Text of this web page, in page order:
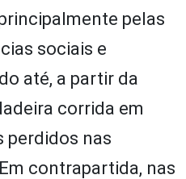
pelas
sociais e
até, a partir da
corrida em
perdidos nas
contrapartida, nas